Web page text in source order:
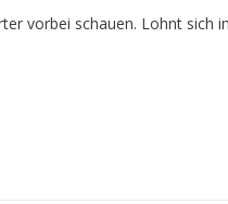
vorbei schauen. Lohnt sich